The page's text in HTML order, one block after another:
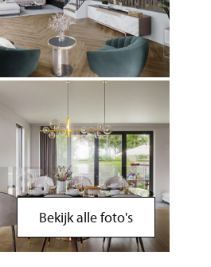
Bekijk alle foto's